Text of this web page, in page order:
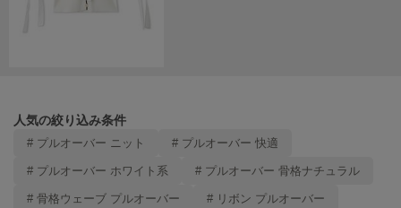
NOWNS
ナウンス
ヌル
人気の絞り込み条件
# プルオーバー ニット # プルオーバー 快適
# プルオーバー ホワイト系 # プルオーバー 骨格ナチュラル
# 骨格ウェーブ プルオーバー # リボン プルオーバー